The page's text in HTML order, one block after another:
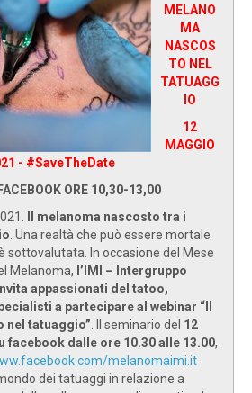
MELANO
MA
NASCOS
TO NEL
TATUAGG
IO
12
MAGGIO
- #SaveTheDate
ORE 10,30-13,00
Il melanoma nascosto tra i
. Una realtà che può essere mortale
sottovalutata. In occasione del Mese
Melanoma, l’IMI – Intergruppo
appassionati del tatoo,
a partecipare al webinar “Il
nel tatuaggio” . Il seminario del 12
facebook dalle ore 10.30 alle 13.00,
melanomaimi.it
dei tatuaggi in relazione a